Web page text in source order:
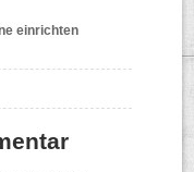
einrichten